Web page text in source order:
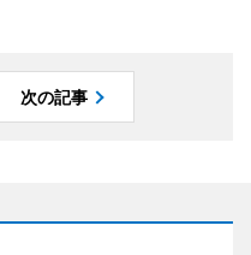
次の記事